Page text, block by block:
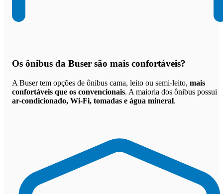
Os ônibus da Buser são mais confortáveis?
A Buser tem opções de ônibus cama, leito ou semi-leito, mais
confortáveis que os convencionais. A maioria dos ônibus possui
ar-condicionado, Wi-Fi, tomadas e água mineral.